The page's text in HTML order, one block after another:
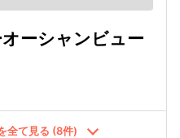
ーシャンビュー
全て見る (8件)